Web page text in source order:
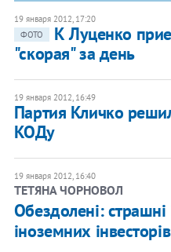
19 января 2012, 17:20
ФОТО
К Луценко
"скорая" за день
19 января 2012, 16:49
Партия Кличко
КОДу
19 января 2012, 16:40
ТЕТЯНА ЧОРНОВОЛ
Обездолені: страшні
іноземних інвесторів